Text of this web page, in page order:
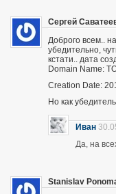
Сергей
Доброго всем..
убедительно,
кстати.. дата
Domain Name:
Creation Date:
Но как
Иван
Да, на
Stanislav